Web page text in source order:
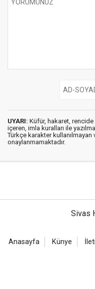
UYARI: Küfür, hakaret, rencide
içeren, imla kuralları ile
Türkçe karakter kullanılmayan
onaylanmamaktadır.
Sivas
Anasayfa Künye